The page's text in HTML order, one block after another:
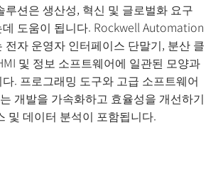
루션은 생산성, 혁신 및 글로벌화 요구
도움이 됩니다. Rockwell Automation
전자 운영자 인터페이스 단말기, 분산 클
및 정보 소프트웨어에 일관된 모양과
. 프로그래밍 도구와 고급 소프트웨어
개발을 가속화하고 효율성을 개선하기
및 데이터 분석이 포함됩니다.